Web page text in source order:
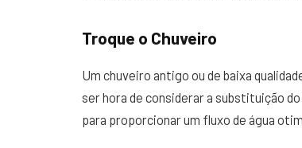
Troque o Chuveiro
Um chuveiro antigo ou de baixa
ser hora de considerar a substituição
para proporcionar um fluxo de água